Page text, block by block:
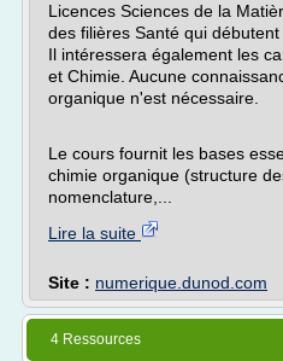
Licences Sciences de la
des filières Santé qui
Il intéressera également les
et Chimie. Aucune
organique n'est nécessaire.
Le cours fournit les bases
chimie organique (structure
nomenclature,...
Lire la suite
Site : numerique.dunod.com
4 Ressources